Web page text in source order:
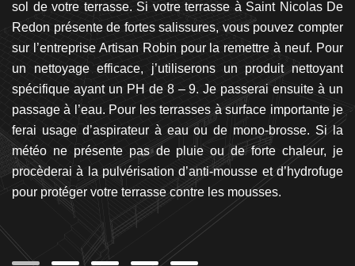
à
sol de votre terrasse. Si votre terrasse à Saint Nicolas De
Redon présente de fortes salissures, vous pouvez compter
sur l’entreprise Artisan Robin pour la remettre à neuf. Pour
un nettoyage efficace, j’utiliserons un produit nettoyant
spécifique ayant un PH de 8 – 9. Je passerai ensuite à un
passage à l’eau. Pour les terrasses à surface importante je
ferai usage d’aspirateur à eau ou de mono-brosse. Si la
météo ne présente pas de pluie ou de forte chaleur, je
procèderai à la pulvérisation d’anti-mousse et d’hydrofuge
pour protéger votre terrasse contre les mousses.